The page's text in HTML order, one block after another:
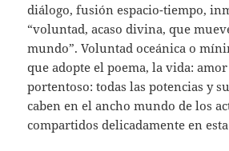
diálogo, fusión espacio-tiempo,
“voluntad, acaso divina, que
mundo”. Voluntad oceánica o
que adopte el poema, la vida:
portentoso: todas las potencias y
caben en el ancho mundo de los
compartidos delicadamente en